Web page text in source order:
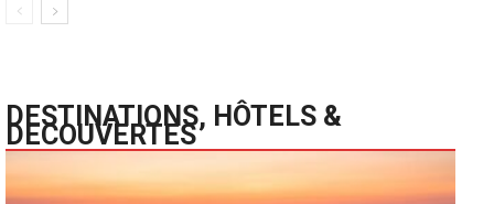
DESTINATIONS, HÔTELS &
DECOUVERTES